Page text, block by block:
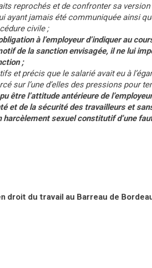
reprochés et de confronter sa
ayant jamais été communiquée ainsi
civile ;
à l’employeur d’indiquer au
de la sanction envisagée, il ne lui
;
et précis que le salarié avait eu à
sur l’une d’elles des pressions pour
être l’attitude antérieure de
et de la sécurité des travailleurs et
sexuel constitutif d’une
droit du travail au Barreau de